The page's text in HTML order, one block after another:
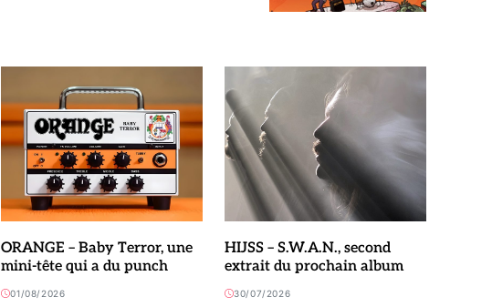
ORANGE – Baby Terror, une
mini-tête qui a du punch
01/08/2026
HIJSS – S.W.A.N., second
extrait du prochain album
30/07/2026